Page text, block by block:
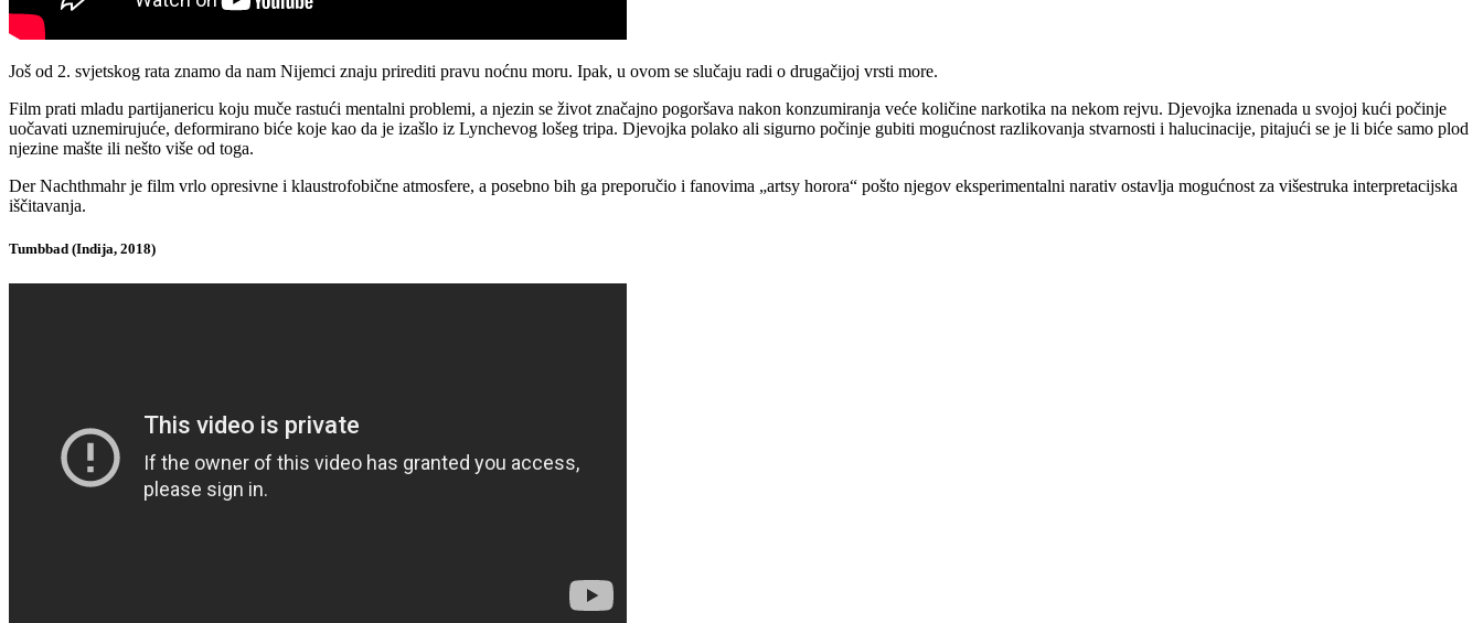
Još od 2. svjetskog rata znamo da nam Nijemci znaju prirediti pravu noćnu moru. Ipak, u ovom se slučaju radi o drugačijoj vrsti more.
Film prati mladu partijanericu koju muče rastući mentalni problemi, a njezin se život značajno pogoršava nakon konzumiranja veće količine narkotika na nekom rejvu. Djevojka iznenada u svojoj kući počinje
uočavati uznemirujuće, deformirano biće koje kao da je izašlo iz Lynchevog lošeg tripa. Djevojka polako ali sigurno počinje gubiti mogućnost razlikovanja stvarnosti i halucinacije, pitajući se je li biće samo plod
njezine mašte ili nešto više od toga.
Der Nachthmahr je film vrlo opresivne i klaustrofobične atmosfere, a posebno bih ga preporučio i fanovima „artsy horora“ pošto njegov eksperimentalni narativ ostavlja mogućnost za višestruka interpretacijska
iščitavanja.
Tumbbad (Indija, 2018)